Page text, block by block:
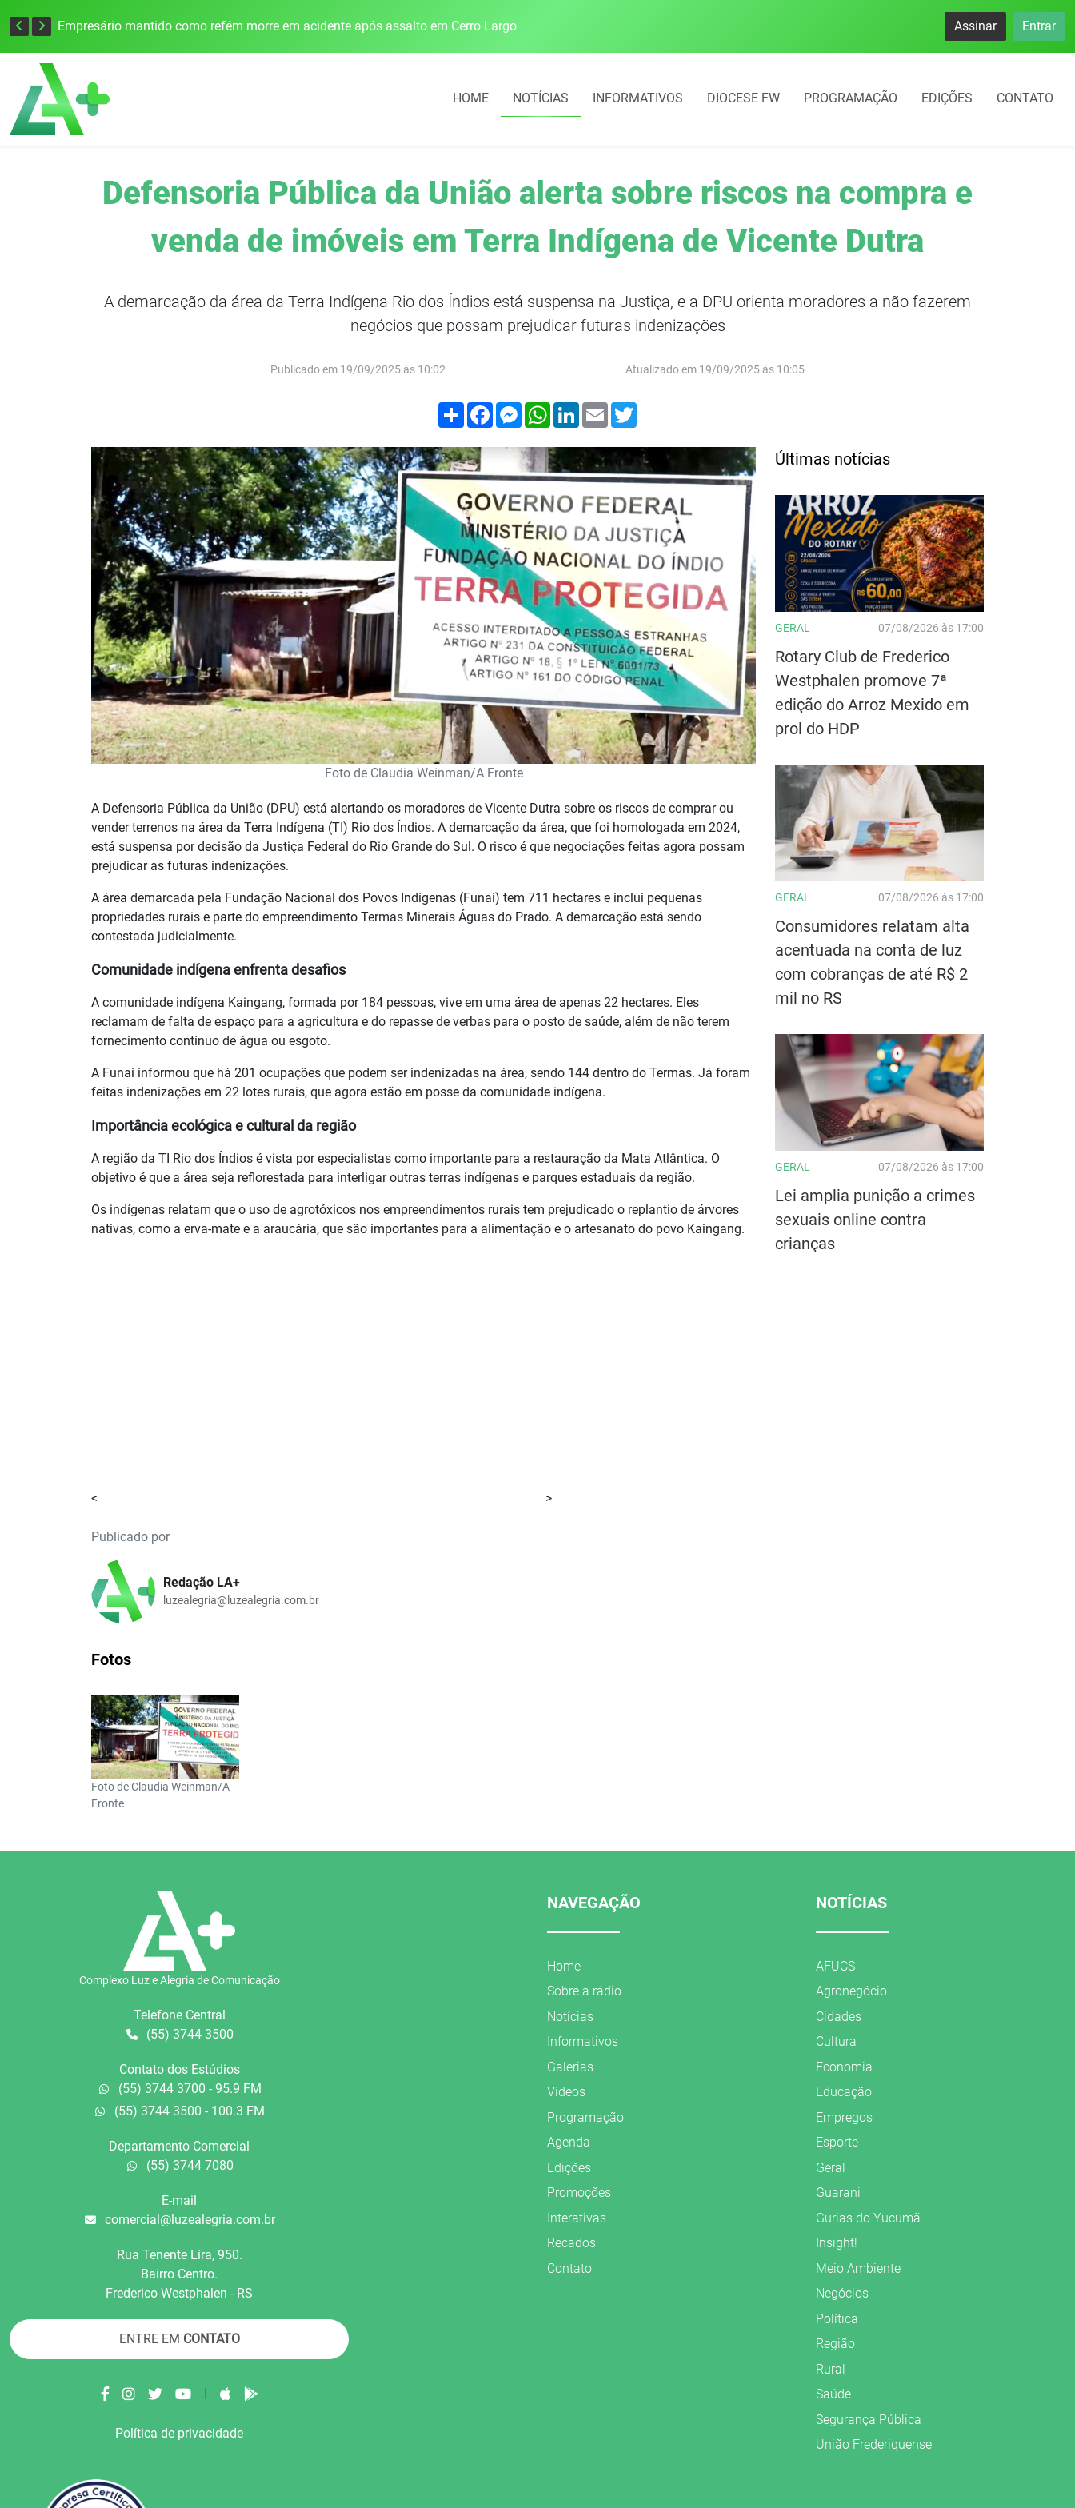
Empresário mantido como refém morre em acidente após assalto em Cerro Largo Cobrança do estacionamento rotativo começará em 10 dias em Frederico
Assinar Entrar
HOME NOTÍCIAS INFORMATIVOS DIOCESE FW PROGRAMAÇÃO EDIÇÕES CONTATO
Defensoria Pública da União alerta sobre riscos na compra e
venda de imóveis em Terra Indígena de Vicente Dutra
A demarcação da área da Terra Indígena Rio dos Índios está suspensa na Justiça, e a DPU orienta moradores a não fazerem
negócios que possam prejudicar futuras indenizações
Publicado em 19/09/2025 às 10:02 Atualizado em 19/09/2025 às 10:05
Compartilhar
FacebookMessenger
WhatsApp
LinkedIn
Email
Foto de Claudia Weinman/A Fronte
A Defensoria Pública da União (DPU) está alertando os moradores de Vicente Dutra sobre os riscos de comprar ou
vender terrenos na área da Terra Indígena (TI) Rio dos Índios. A demarcação da área, que foi homologada em 2024,
está suspensa por decisão da Justiça Federal do Rio Grande do Sul. O risco é que negociações feitas agora possam
prejudicar as futuras indenizações.
A área demarcada pela Fundação Nacional dos Povos Indígenas (Funai) tem 711 hectares e inclui pequenas
propriedades rurais e parte do empreendimento Termas Minerais Águas do Prado. A demarcação está sendo
contestada judicialmente.
Comunidade indígena enfrenta desafios
A comunidade indígena Kaingang, formada por 184 pessoas, vive em uma área de apenas 22 hectares. Eles
reclamam de falta de espaço para a agricultura e do repasse de verbas para o posto de saúde, além de não terem
fornecimento contínuo de água ou esgoto.
A Funai informou que há 201 ocupações que podem ser indenizadas na área, sendo 144 dentro do Termas. Já foram
feitas indenizações em 22 lotes rurais, que agora estão em posse da comunidade indígena.
Importância ecológica e cultural da região
A região da TI Rio dos Índios é vista por especialistas como importante para a restauração da Mata Atlântica. O
objetivo é que a área seja reflorestada para interligar outras terras indígenas e parques estaduais da região.
Os indígenas relatam que o uso de agrotóxicos nos empreendimentos rurais tem prejudicado o replantio de árvores
nativas, como a erva-mate e a araucária, que são importantes para a alimentação e o artesanato do povo Kaingang.
< >
Publicado por
Redação LA+
luzealegria@luzealegria.com.br
Fotos
Foto de Claudia Weinman/A
Fronte
Últimas notícias
GERAL 07/08/2026 às 17:00
Rotary Club de Frederico
Westphalen promove 7ª
edição do Arroz Mexido em
prol do HDP
GERAL 07/08/2026 às 17:00
Consumidores relatam alta
acentuada na conta de luz
com cobranças de até R$ 2
mil no RS
GERAL 07/08/2026 às 17:00
Lei amplia punição a crimes
sexuais online contra
crianças
Complexo Luz e Alegria de Comunicação
Telefone Central
(55) 3744 3500
Contato dos Estúdios
(55) 3744 3700 - 95.9 FM
(55) 3744 3500 - 100.3 FM
Departamento Comercial
(55) 3744 7080
E-mail
comercial@luzealegria.com.br
Rua Tenente Líra, 950.
Bairro Centro.
Frederico Westphalen - RS
ENTRE EM CONTATO
Política de privacidade
NAVEGAÇÃO
Home
Sobre a rádio
Notícias
Informativos
Galerias
Vídeos
Programação
Agenda
Edições
Promoções
Interativas
Recados
Contato
NOTÍCIAS
AFUCS
Agronegócio
Cidades
Cultura
Economia
Educação
Empregos
Esporte
Geral
Guarani
Gurias do Yucumã
Insight!
Meio Ambiente
Negócios
Política
Região
Rural
Saúde
Segurança Pública
União Frederiquense